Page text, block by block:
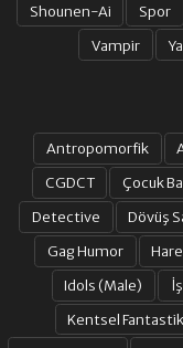
Shounen-Ai
Spor
Vampir
Antropomorfik
CGDCT
Çocuk
Detective
Dövüş
Gag Humor
Idols (Male)
Kentsel Fantastik